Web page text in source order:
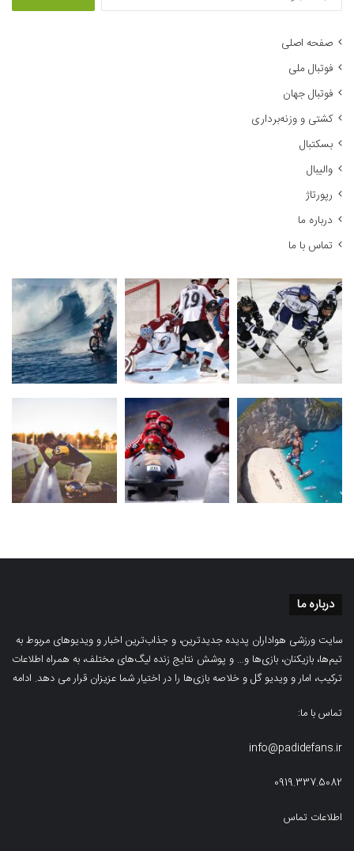
صفحه اصلی
فوتبال ملی
فوتبال جهان
کشتی و وزنه‌برداری
بسکتبال
والیبال
رپورتاژ
درباره ما
تماس با ما
درباره ما
سایت ورزشی هواداران پدیده جدیدترین، و جذاب‌ترین اخبار و ویدیوهای مربوط به
تیم‌ها، بازیکنان، بازی‌ها و… و پوشش نتایج زنده لیگ‌های مختلف، به همراه اطلاعات
ترکیب، امار و ویدیو‌‌ گل‌ و خلاصه بازی‌ها را در اختیار شما عزیزان قرار می دهد. ادامه
تماس با ما:
info@padidefans.ir
0919.337.5082
اطلاعات تماس